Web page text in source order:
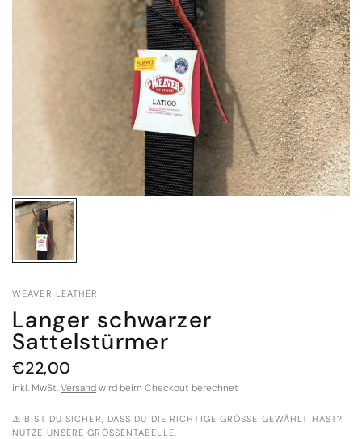
WEAVER LEATHER
Langer schwarzer
Sattelstürmer
€22,00
inkl. MwSt.Versandwird beim Checkout berechnet
⚠️ BIST DU SICHER, DASS DU DIE RICHTIGE GRÖSSE GEWÄHLT HAST? N
UTZE UNSERE GRÖSSENTABELLE.